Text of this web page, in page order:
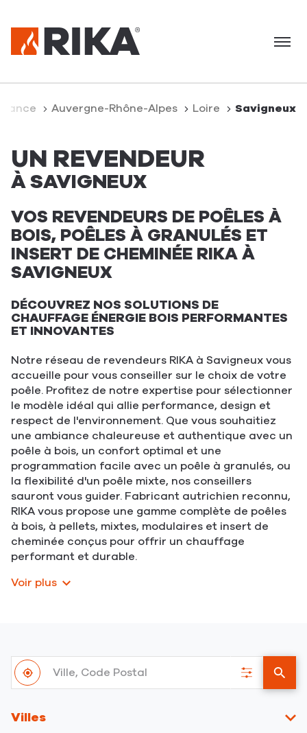
Menu
Auvergne-Rhône-Alpes Loire Savigneux
UN REVENDEUR
À SAVIGNEUX
VOS REVENDEURS DE POÊLES À
BOIS, POÊLES À GRANULÉS ET
INSERT DE CHEMINÉE RIKA À
SAVIGNEUX
DÉCOUVREZ NOS SOLUTIONS DE
CHAUFFAGE ÉNERGIE BOIS PERFORMANTES
ET INNOVANTES
Notre réseau de revendeurs RIKA à Savigneux vous
accueille pour vous conseiller sur le choix de votre
poêle. Profitez de notre expertise pour sélectionner
le modèle idéal qui allie performance, design et
respect de l'environnement. Que vous souhaitiez
une ambiance chaleureuse et authentique avec un
poêle à bois, un confort optimal et une
programmation facile avec un poêle à granulés, ou
la flexibilité d'un poêle mixte, nos conseillers
sauront vous guider. Fabricant autrichien reconnu,
RIKA vous propose une gamme complète de poêles
à bois, à pellets, mixtes, modulaires et insert de
cheminée conçus pour offrir un chauffage
performant et durable.
Voir plus
À
proximité
,
trouver
un
point
Ville,
Code
Postal
Filtrer
les
un
point
Villes